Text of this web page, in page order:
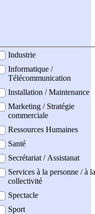
Industrie
Informatique /
Télécommunication
Installation / Maintenance
Marketing / Stratégie
commerciale
Ressources Humaines
Santé
Secrétariat / Assistanat
Services à la personne / à la
collectivité
Spectacle
Sport